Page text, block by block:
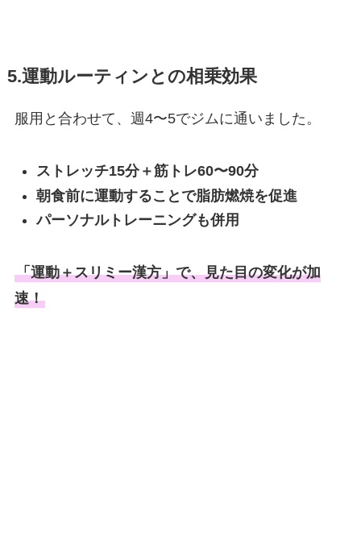
5.運動ルーティンとの相乗効果
服用と合わせて、週4〜5でジムに通いました。
ストレッチ15分＋筋トレ60〜90分
朝食前に運動することで脂肪燃焼を促進
パーソナルトレーニングも併用
「運動＋スリミー漢方」で、見た目の変化が加
速！